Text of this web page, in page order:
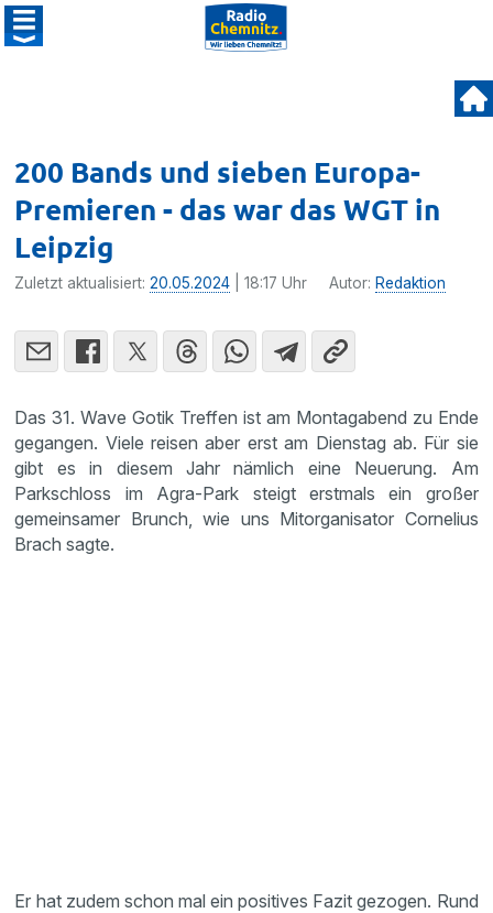
200 Bands und sieben Europa-
Premieren - das war das WGT in
Leipzig
Zuletzt aktualisiert:20.05.2024 | 18:17 Uhr Autor: Redaktion
Das 31. Wave Gotik Treffen ist am Montagabend zu Ende
gegangen. Viele reisen aber erst am Dienstag ab. Für sie
gibt es in diesem Jahr nämlich eine Neuerung. Am
Parkschloss im Agra-Park steigt erstmals ein großer
gemeinsamer Brunch, wie uns Mitorganisator Cornelius
Brach sagte.
Er hat zudem schon mal ein positives Fazit gezogen. Rund